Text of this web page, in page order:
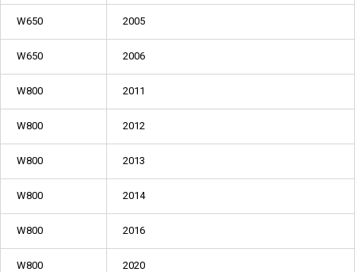
W650 2005
W650 2006
W800 2011
W800 2012
W800 2013
W800 2014
W800 2016
W800 2020